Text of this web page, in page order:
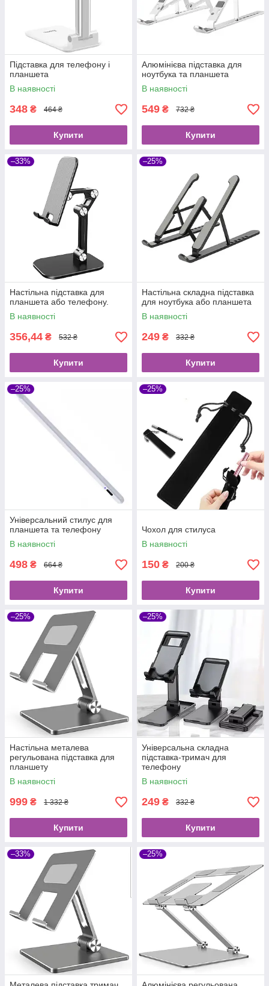
Підставка для телефону і
планшета
В наявності
348 ₴ 464 ₴
Купити
Алюмінієва підставка для
ноутбука та планшета
В наявності
549 ₴ 732 ₴
Купити
–33%
Настільна підставка для
планшета або телефону.
В наявності
356,44 ₴ 532 ₴
Купити
–25%
Настільна складна підставка
для ноутбука або планшета
В наявності
249 ₴ 332 ₴
Купити
–25%
Універсальний стилус для
планшета та телефону
В наявності
498 ₴ 664 ₴
Купити
–25%
Чохол для стилуса
В наявності
150 ₴ 200 ₴
Купити
–25%
Настільна металева
регульована підставка для
планшету
В наявності
999 ₴ 1 332 ₴
Купити
–25%
Універсальна складна
підставка-тримач для
телефону
В наявності
249 ₴ 332 ₴
Купити
–33% –25%